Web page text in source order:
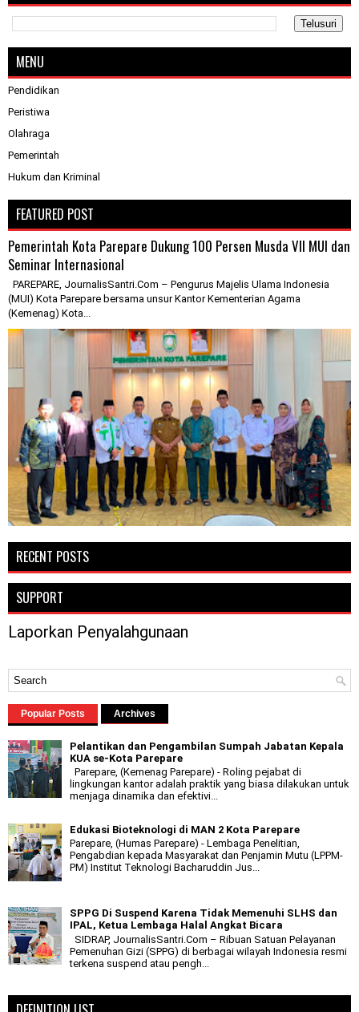
MENU
Pendidikan
Peristiwa
Olahraga
Pemerintah
Hukum dan Kriminal
FEATURED POST
Pemerintah Kota Parepare Dukung 100 Persen Musda VII MUI dan
Seminar Internasional
PAREPARE, JournalisSantri.Com – Pengurus Majelis Ulama Indonesia
(MUI) Kota Parepare bersama unsur Kantor Kementerian Agama
(Kemenag) Kota...
RECENT POSTS
SUPPORT
Laporkan Penyalahgunaan
Popular Posts Archives
Pelantikan dan Pengambilan Sumpah Jabatan Kepala
KUA se-Kota Parepare
Parepare, (Kemenag Parepare) - Roling pejabat di
lingkungan kantor adalah praktik yang biasa dilakukan untuk
menjaga dinamika dan efektivi...
Edukasi Bioteknologi di MAN 2 Kota Parepare
Parepare, (Humas Parepare) - Lembaga Penelitian,
Pengabdian kepada Masyarakat dan Penjamin Mutu (LPPM-
PM) Institut Teknologi Bacharuddin Jus...
SPPG Di Suspend Karena Tidak Memenuhi SLHS dan
IPAL, Ketua Lembaga Halal Angkat Bicara
SIDRAP, JournalisSantri.Com – Ribuan Satuan Pelayanan
Pemenuhan Gizi (SPPG) di berbagai wilayah Indonesia resmi
terkena suspend atau pengh...